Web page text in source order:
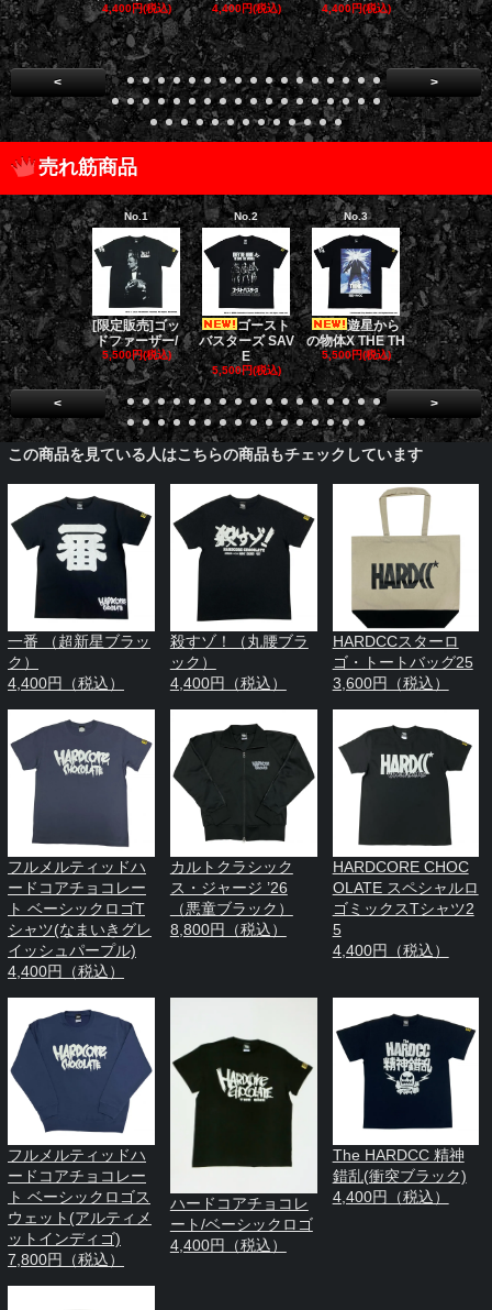
4,400円(税込) 4,400円(税込) 4,400円(税込) 4,400円(税
< >
売れ筋商品
No.1
[限定販売]ゴッ
ドファーザー/
5,500円(税込)
No.2
ゴースト
バスターズ SAV
E
5,500円(税込)
No.3
遊星から
の物体X THE TH
5,500円(税込)
No.4
ダークナイ
リロジー/
5,500円(税
< >
この商品を見ている人はこちらの商品もチェックしています
一番 （超新星ブラッ
ク）
4,400円（税込）
殺すゾ！（丸腰ブラ
ック）
4,400円（税込）
HARDCCスターロ
ゴ・トートバッグ25
3,600円（税込）
フルメルティッドハ
ードコアチョコレー
ト ベーシックロゴT
シャツ(なまいきグレ
イッシュパープル)
4,400円（税込）
カルトクラシック
ス・ジャージ ’26
（悪童ブラック）
8,800円（税込）
HARDCORE CHOC
OLATE スペシャルロ
ゴミックスTシャツ2
5
4,400円（税込）
フルメルティッドハ
ードコアチョコレー
ト ベーシックロゴス
ウェット(アルティメ
ットインディゴ)
7,800円（税込）
ハードコアチョコレ
ート/ベーシックロゴ
4,400円（税込）
The HARDCC 精神
錯乱(衝突ブラック)
4,400円（税込）